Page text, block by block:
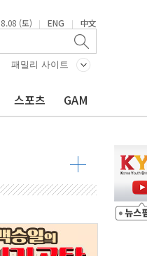
(토) | ENG | 中文
패밀리 사이트
스포츠 GAM
길 7.47%
손본다